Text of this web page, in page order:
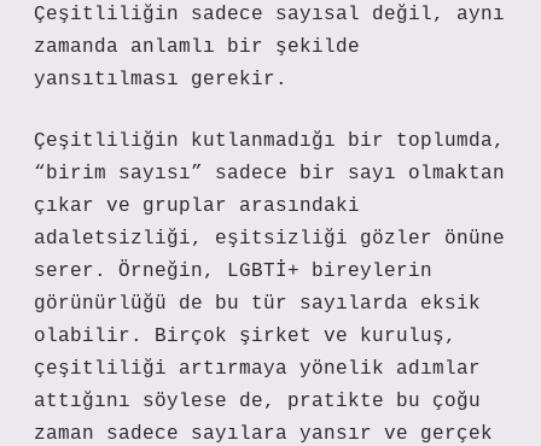
Çeşitliliğin sadece sayısal değil, aynı
zamanda anlamlı bir şekilde
yansıtılması gerekir.
Çeşitliliğin kutlanmadığı bir toplumda,
“birim sayısı” sadece bir sayı olmaktan
çıkar ve gruplar arasındaki
adaletsizliği, eşitsizliği gözler önüne
serer. Örneğin, LGBTİ+ bireylerin
görünürlüğü de bu tür sayılarda eksik
olabilir. Birçok şirket ve kuruluş,
çeşitliliği artırmaya yönelik adımlar
attığını söylese de, pratikte bu çoğu
zaman sadece sayılara yansır ve gerçek